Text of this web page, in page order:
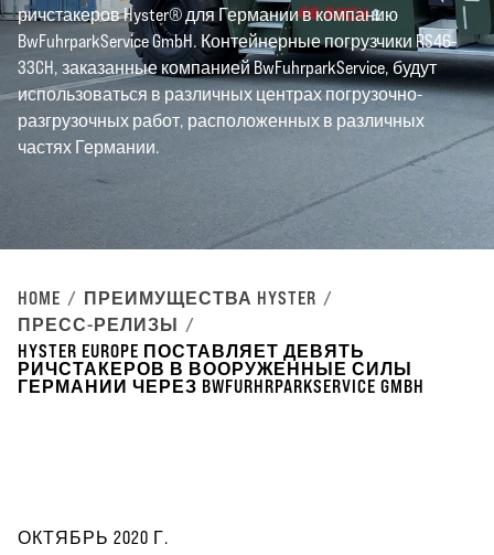
ричстакеров Hyster® для Германии в компанию
BwFuhrparkService GmbH. Контейнерные погрузчики RS46-
33CH, заказанные компанией BwFuhrparkService, будут
использоваться в различных центрах погрузочно-
разгрузочных работ, расположенных в различных
частях Германии.
HOME
ПРЕИМУЩЕСТВА HYSTER
ПРЕСС-РЕЛИЗЫ
HYSTER EUROPE ПОСТАВЛЯЕТ ДЕВЯТЬ
РИЧСТАКЕРОВ В ВООРУЖЕННЫЕ СИЛЫ
ГЕРМАНИИ ЧЕРЕЗ BWFURHRPARKSERVICE GMBH
ОКТЯБРЬ 2020 Г.